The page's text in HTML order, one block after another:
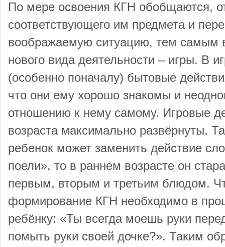
По мере освоения КГН обобщаются,
соответствующего им предмета и
воображаемую ситуацию, тем самым
нового вида деятельности – игры. В
(особенно поначалу) бытовые
что они ему хорошо знакомы и
отношению к нему самому. Игровые
возраста максимально развёрнуты.
ребенок может заменить действие
поели», то в раннем возрасте он
первым, вторым и третьим блюдом.
формирование КГН необходимо в
ребёнку: «Ты всегда моешь руки
помыть руки своей дочке?». Таким